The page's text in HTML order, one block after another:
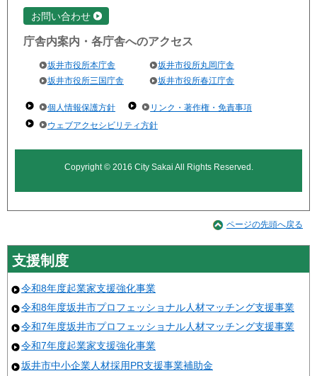
お問い合わせ
庁舎内案内・各庁舎へのアクセス
坂井市役所本庁舎
坂井市役所丸岡庁舎
坂井市役所三国庁舎
坂井市役所春江庁舎
個人情報保護方針
リンク・著作権・免責事項
ウェブアクセシビリティ方針
Copyright © 2016 City Sakai All Rights Reserved.
ページの先頭へ戻る
支援制度
令和8年度起業家支援強化事業
令和8年度坂井市プロフェッショナル人材マッチング支援事業
令和7年度坂井市プロフェッショナル人材マッチング支援事業
令和7年度起業家支援強化事業
坂井市中小企業人材採用PR支援事業補助金